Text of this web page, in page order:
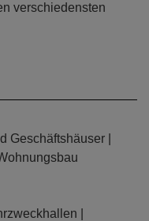
verschiedensten
Geschäftshäuser |
|